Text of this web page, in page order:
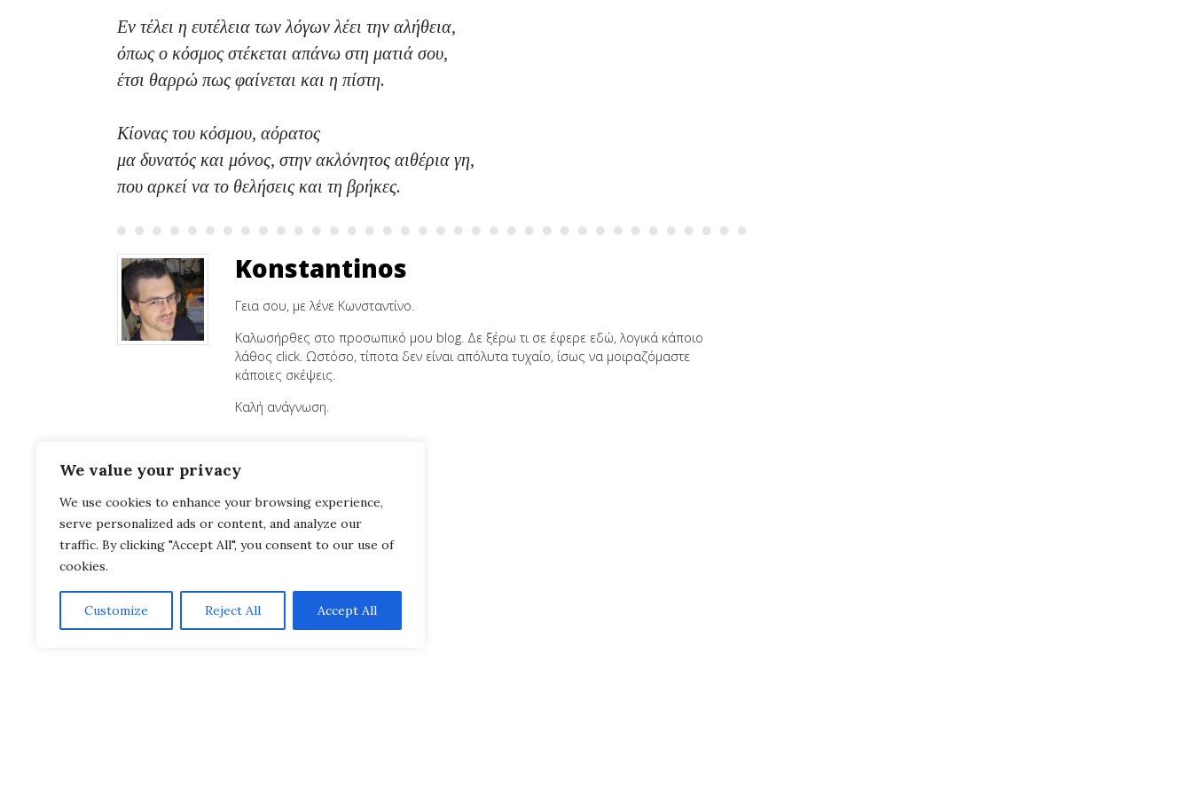
We value your privacy
We use cookies to enhance your browsing experience,
serve personalized ads or content, and analyze our
traffic. By clicking "Accept All", you consent to our use of
cookies.
Customize Reject All Accept All
Εν τέλει η ευτέλεια των λόγων λέει την αλήθεια,
όπως ο κόσμος στέκεται απάνω στη ματιά σου,
έτσι θαρρώ πως φαίνεται και η πίστη.
Κίονας του κόσμου, αόρατος
μα δυνατός και μόνος, στην ακλόνητος αιθέρια γη,
που αρκεί να το θελήσεις και τη βρήκες.
Konstantinos
Γεια σου, με λένε Κωνσταντίνο.
Καλωσήρθες στο προσωπικό μου blog. Δε ξέρω τι σε έφερε εδώ, λογικά κάποιο
λάθος click. Ωστόσο, τίποτα δεν είναι απόλυτα τυχαίο, ίσως να μοιραζόμαστε
κάποιες σκέψεις.
Καλή ανάγνωση.